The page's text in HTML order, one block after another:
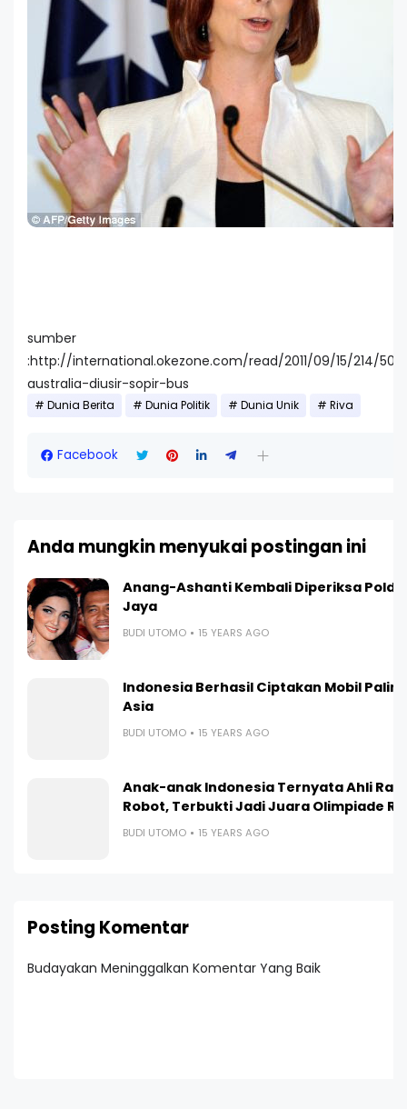
sumber
:http://international.okezone.com/read/2011/09/15/214/
australia-diusir-sopir-bus
Dunia Berita Dunia Politik Dunia Unik Riva
Facebook
Anda mungkin menyukai postingan ini
Anang-Ashanti Kembali Diperiksa
Jaya
BUDI UTOMO 15 YEARS AGO
Indonesia Berhasil Ciptakan Mobil
Asia
BUDI UTOMO 15 YEARS AGO
Anak-anak Indonesia Ternyata Ahli
Robot, Terbukti Jadi Juara Olimpiade
BUDI UTOMO 15 YEARS AGO
Posting Komentar
Budayakan Meninggalkan Komentar Yang Baik